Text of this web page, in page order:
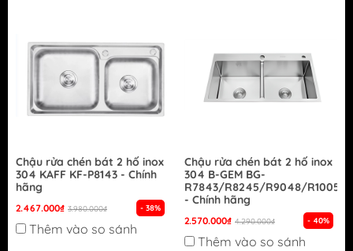
Chậu rửa chén bát 2 hố inox
304 KAFF KF-P8143 - Chính
hãng
2.467.000₫ 3.980.000₫ - 38%
Thêm vào so sánh
Chậu rửa chén bát 2 hố inox
304 B-GEM BG-
R7843/R8245/R9048/
- Chính hãng
2.570.000₫ 4.290.000₫ - 40%
Thêm vào so sánh